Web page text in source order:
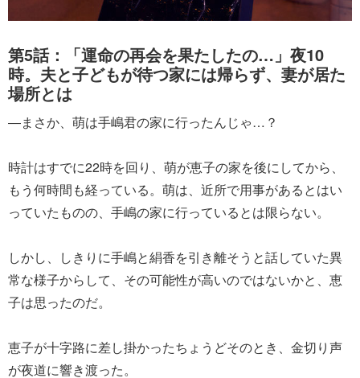
第5話：「運命の再会を果たしたの…」夜10
時。夫と子どもが待つ家には帰らず、妻が居た
場所とは
―まさか、萌は手嶋君の家に行ったんじゃ…？
時計はすでに22時を回り、萌が恵子の家を後にしてから、
もう何時間も経っている。萌は、近所で用事があるとはい
っていたものの、手嶋の家に行っているとは限らない。
しかし、しきりに手嶋と絹香を引き離そうと話していた異
常な様子からして、その可能性が高いのではないかと、恵
子は思ったのだ。
恵子が十字路に差し掛かったちょうどそのとき、金切り声
が夜道に響き渡った。